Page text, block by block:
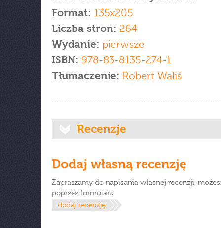
Format: 135x205
Liczba stron: 264
Wydanie: pierwsze
ISBN: 978-83-8135-274-1
Tłumaczenie: Robert Waliś
Recenzje
Dodaj własną recenzję
Zapraszamy do napisania własnej recenzji,
poprzez formularz.